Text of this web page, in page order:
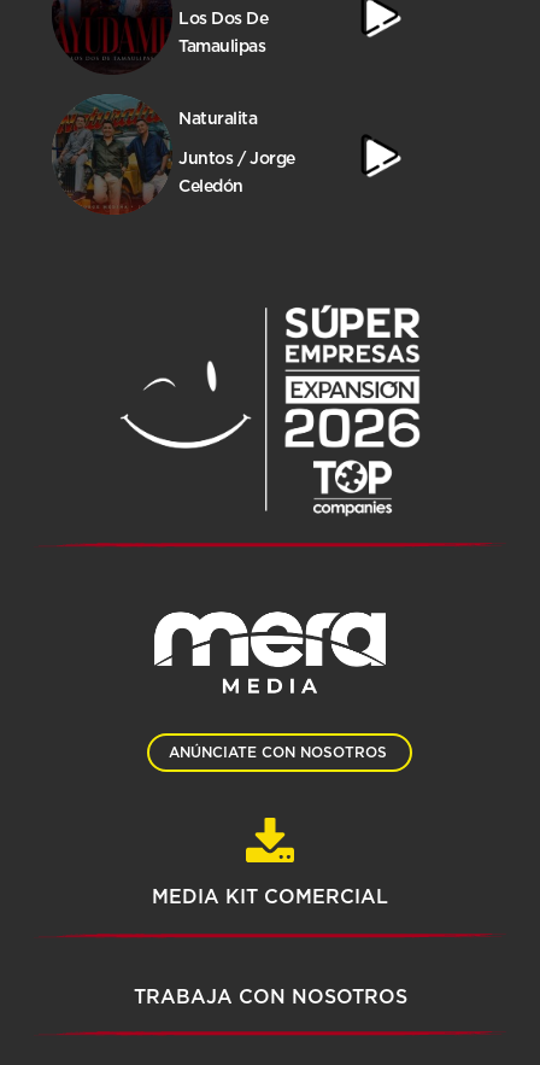
Los Dos De
Tamaulipas
Naturalita
Juntos / Jorge
Celedón
ANÚNCIATE CON NOSOTROS
MEDIA KIT COMERCIAL
TRABAJA CON NOSOTROS